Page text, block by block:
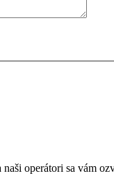
naši operátori sa vám